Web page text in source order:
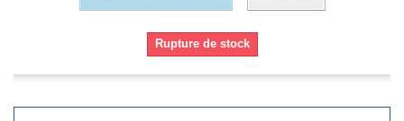
Rupture de stock